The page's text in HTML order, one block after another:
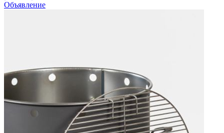
Объявление